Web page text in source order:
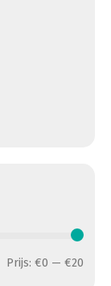
Prijs: €0 — €20